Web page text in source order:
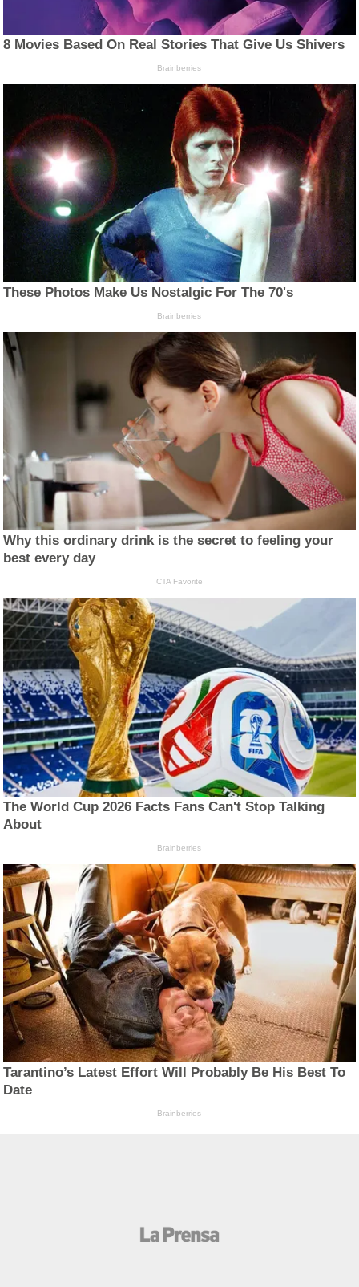
8 Movies Based On Real Stories That Give Us Shivers
Brainberries
These Photos Make Us Nostalgic For The 70's
Brainberries
Why this ordinary drink is the secret to feeling your
best every day
CTA Favorite
The World Cup 2026 Facts Fans Can't Stop Talking
About
Brainberries
Tarantino’s Latest Effort Will Probably Be His Best To
Date
Brainberries